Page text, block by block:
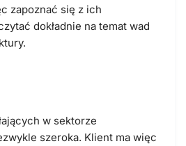
zapoznać się z ich
dokładnie na temat wad
w sektorze
szeroka. Klient ma więc